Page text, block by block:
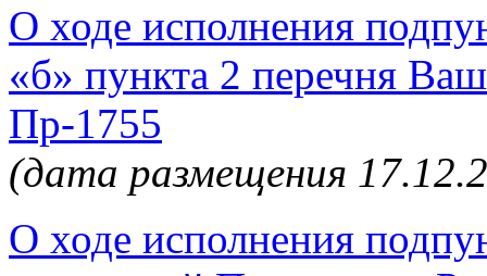
О ходе исполнения
«б» пункта 2 перечня
Пр-1755
(дата размещения
О ходе исполнения